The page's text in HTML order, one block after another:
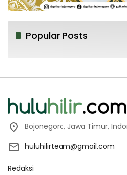
Popular Posts
Bojonegoro, Jawa Timur,
huluhilirteam@gmail.com
Redaksi